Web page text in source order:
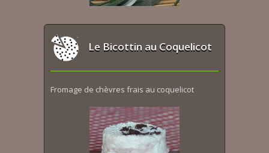
Le Bicottin au Coquelicot
Fromage de chèvres frais au coquelicot